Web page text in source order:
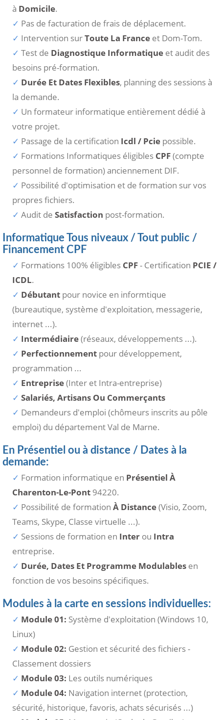
à Domicile.
Pas de facturation de frais de déplacement.
Intervention surToute La France et Dom-Tom.
Test de Diagnostique Informatique et audit des
besoins pré-formation.
Durée Et Dates Flexibles, planning des sessions à
la demande.
Un formateur informatique entièrement dédié à
votre projet.
Passage de la certification Icdl / Pcie possible.
Formations Informatiques éligibles CPF(compte
personnel de formation) anciennement DIF.
Possibilité d'optimisation et de formation sur vos
propres fichiers.
Audit de Satisfaction post-formation.
Informatique Tous niveaux / Tout public /
Financement CPF
Formations 100% éligibles CPF- Certification PCIE /
ICDL.
Débutant pour novice en informtique
(bureautique, système d'exploitation, messagerie,
internet ...).
Intermédiaire(réseaux, développements ...).
Perfectionnement pour développement,
programmation ...
Entreprise(Inter et Intra-entreprise)
Salariés, Artisans Ou Commerçants
Demandeurs d'emploi (chômeurs inscrits au pôle
emploi) du département Val de Marne.
En Présentiel ou à distance / Dates à la
demande:
Formation informatique en Présentiel À
Charenton-Le-Pont 94220.
Possibilité de formation À Distance(Visio, Zoom,
Teams, Skype, Classe virtuelle ...).
Sessions de formation en Inter ou Intra
entreprise.
Durée, Dates Et Programme Modulables en
fonction de vos besoins spécifiques.
Modules à la carte en sessions individuelles:
Module 01: Système d'exploitation (Windows 10,
Linux)
Module 02: Gestion et sécurité des fichiers -
Classement dossiers
Module 03: Les outils numériques
Module 04: Navigation internet (protection,
sécurité, historique, favoris, achats sécurisés ...)